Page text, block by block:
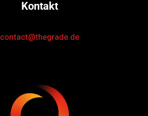
Kontakt
contact@thegrade.de